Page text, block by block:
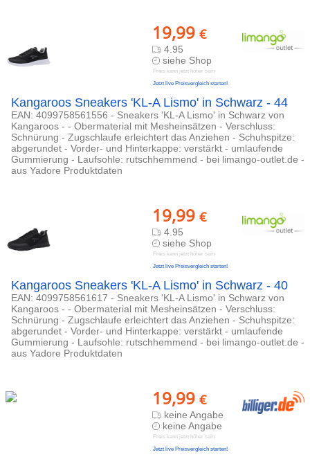
19,99 €
4.95
siehe Shop
Preis kann jetzt höher sein
Jetzt live Preisvergleich starten!
Kangaroos Sneakers 'KL-A Lismo' in Schwarz - 44
EAN: 4099758561556 - Sneakers 'KL-A Lismo' in Schwarz von
Kangaroos - - Obermaterial mit Mesheinsätzen - Verschluss:
Schnürung - Zugschlaufe erleichtert das Anziehen - Schuhspitze:
abgerundet - Vorder- und Hinterkappe: verstärkt - umlaufende
Gummierung - Laufsohle: rutschhemmend - bei limango-outlet.de -
aus Yadore Produktdaten
19,99 €
4.95
siehe Shop
Preis kann jetzt höher sein
Jetzt live Preisvergleich starten!
Kangaroos Sneakers 'KL-A Lismo' in Schwarz - 40
EAN: 4099758561617 - Sneakers 'KL-A Lismo' in Schwarz von
Kangaroos - - Obermaterial mit Mesheinsätzen - Verschluss:
Schnürung - Zugschlaufe erleichtert das Anziehen - Schuhspitze:
abgerundet - Vorder- und Hinterkappe: verstärkt - umlaufende
Gummierung - Laufsohle: rutschhemmend - bei limango-outlet.de -
aus Yadore Produktdaten
19,99 €
keine Angabe
keine Angabe
Preis kann jetzt höher sein
Jetzt live Preisvergleich starten!